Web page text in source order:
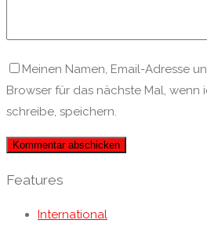
Meinen Namen, Email-Adresse
Browser für das nächste Mal, wenn
schreibe, speichern.
Features
International